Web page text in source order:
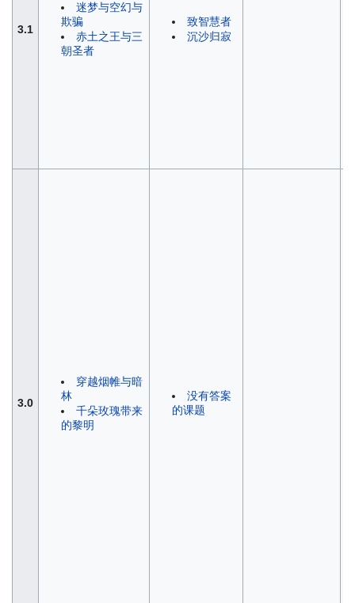
3.1
迷梦与空幻与
欺骗
赤土之王与三
朝圣者
致智慧者
沉沙归寂
3.0
穿越烟帷与暗
林
千朵玫瑰带来
的黎明
没有答案
的课题